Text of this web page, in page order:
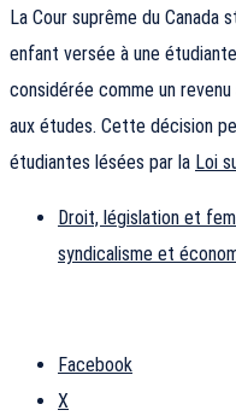
La Cour suprême du Canada
enfant versée à une
considérée comme un
aux études. Cette décision
étudiantes lésées par la Loi
Droit, législation et
syndicalisme et
Facebook
X